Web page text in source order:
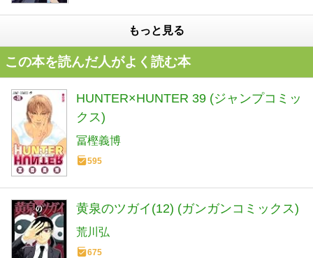
もっと見る
この本を読んだ人がよく読む本
HUNTER×HUNTER 39 (ジャンプコミッ
クス)
冨樫義博
595
黄泉のツガイ(12) (ガンガンコミックス)
荒川弘
675